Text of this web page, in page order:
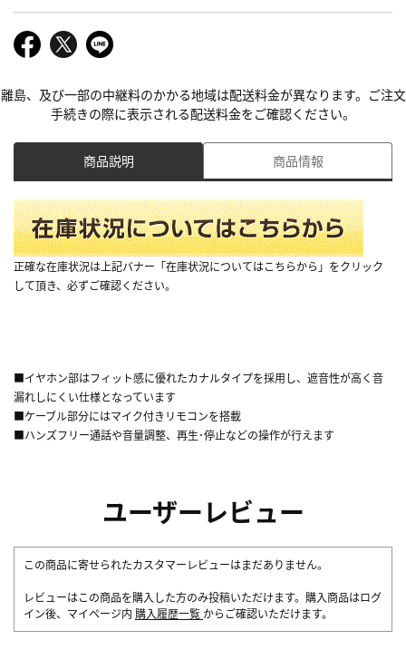
離島、及び一部の中継料のかかる地域は配送料金が異なります。ご注文
手続きの際に表示される配送料金をご確認ください。
商品説明 商品情報
正確な在庫状況は上記バナー「在庫状況についてはこちらから」をクリック
して頂き、必ずご確認ください。
■イヤホン部はフィット感に優れたカナルタイプを採用し、遮音性が高く音
漏れしにくい仕様となっています
■ケーブル部分にはマイク付きリモコンを搭載
■ハンズフリー通話や音量調整、再生･停止などの操作が行えます
ユーザーレビュー
この商品に寄せられたカスタマーレビューはまだありません。
レビューはこの商品を購入した方のみ投稿いただけます。購入商品はログ
イン後、マイページ内 購入履歴一覧 からご確認いただけます。